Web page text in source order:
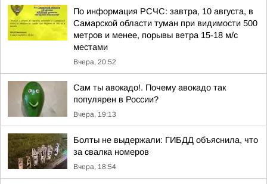
По информация РСЧС: завтра, 10 августа, в
Самарской области туман при видимости 500
метров и менее, порывы ветра 15-18 м/с
местами
Вчера, 20:52
Сам ты авокадо!. Почему авокадо так
популярен в России?
Вчера, 19:13
Болты не выдержали: ГИБДД объяснила, что
за свалка номеров
Вчера, 18:54